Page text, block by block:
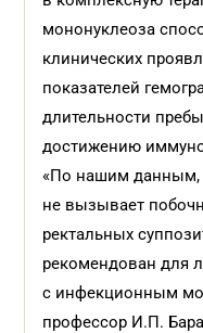
мононуклеоза
клинических
показателей
длительности
достижению
«По нашим данным,
не вызывает
ректальных
рекомендован для
с инфекционным
профессор И.П.